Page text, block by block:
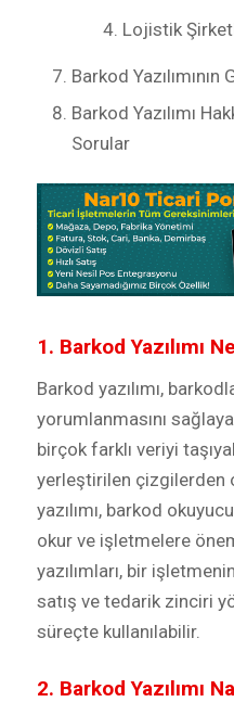
Lojistik
Barkod Yazılımının
Barkod Yazılımı
Sorular
1. Barkod Yazılımı
Barkod yazılımı,
yorumlanmasını
birçok farklı veriyi
yerleştirilen çizgilerden
yazılımı, barkod
okur ve işletmelere
yazılımları, bir
satış ve tedarik zinciri
süreçte kullanılabilir.
2. Barkod Yazılımı